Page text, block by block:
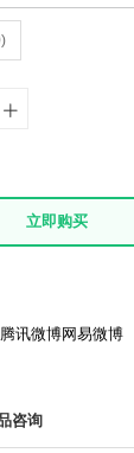

立即购买
腾讯微博网易微博
咨询